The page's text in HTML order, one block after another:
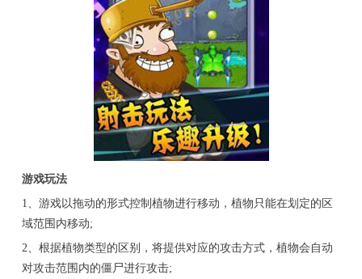
游戏玩法
1、游戏以拖动的形式控制植物进行移动，植物只能在划定的区
域范围内移动;
2、根据植物类型的区别，将提供对应的攻击方式，植物会自动
对攻击范围内的僵尸进行攻击;